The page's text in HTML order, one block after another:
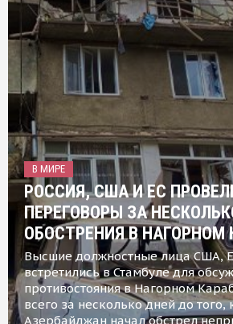
В МИРЕ
РОССИЯ, США И ЕС
ПЕРЕГОВОРЫ ЗА
ОБОСТРЕНИЯ В НАГОРНОМ
Высшие должностные лица США,
встретились в Стамбуле для
противостояния в Нагорном
всего за несколько дней до того,
Азербайджан начал обстрел